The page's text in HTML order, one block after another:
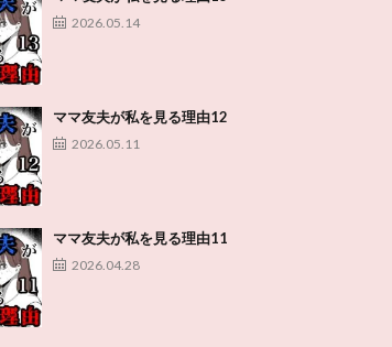
2026.05.14
ママ友夫が私を見る理由12
2026.05.11
ママ友夫が私を見る理由11
2026.04.28